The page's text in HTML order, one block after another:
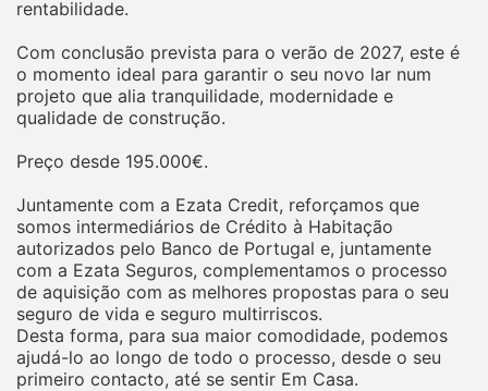
rentabilidade.
Com conclusão prevista para o verão de 2027, este é
o momento ideal para garantir o seu novo lar num
projeto que alia tranquilidade, modernidade e
qualidade de construção.
Preço desde 195.000€.
Juntamente com a Ezata Credit, reforçamos que
somos intermediários de Crédito à Habitação
autorizados pelo Banco de Portugal e, juntamente
com a Ezata Seguros, complementamos o processo
de aquisição com as melhores propostas para o seu
seguro de vida e seguro multirriscos.
Desta forma, para sua maior comodidade, podemos
ajudá-lo ao longo de todo o processo, desde o seu
primeiro contacto, até se sentir Em Casa.